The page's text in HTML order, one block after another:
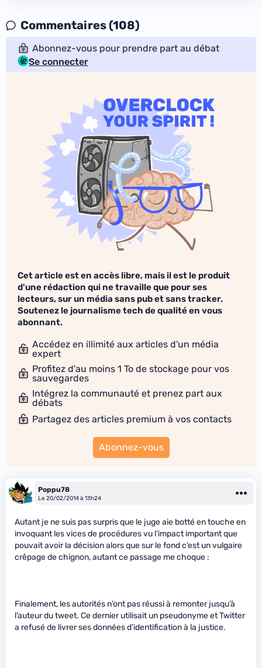
Commentaires (108)
Abonnez-vous pour prendre part au débat
Se connecter
Cet article est en accès libre, mais il est le produit
d'une rédaction qui ne travaille que pour ses
lecteurs, sur un média sans pub et sans tracker.
Soutenez le journalisme tech de qualité en vous
abonnant.
Accédez en illimité aux articles d'un média
expert
Profitez d'au moins 1 To de stockage pour vos
sauvegardes
Intégrez la communauté et prenez part aux
débats
Partagez des articles premium à vos contacts
Abonnez-vous
Poppu78
Le 20/02/2014 à 13h24
Autant je ne suis pas surpris que le juge aie botté en touche en
invoquant les vices de procédures vu l’impact important que
pouvait avoir la décision alors que sur le fond c’est un vulgaire
crêpage de chignon, autant ce passage me choque :
Finalement, les autorités n’ont pas réussi à remonter jusqu’à
l’auteur du tweet. Ce dernier utilisait un pseudonyme et Twitter
a refusé de livrer ses données d’identification à la justice.